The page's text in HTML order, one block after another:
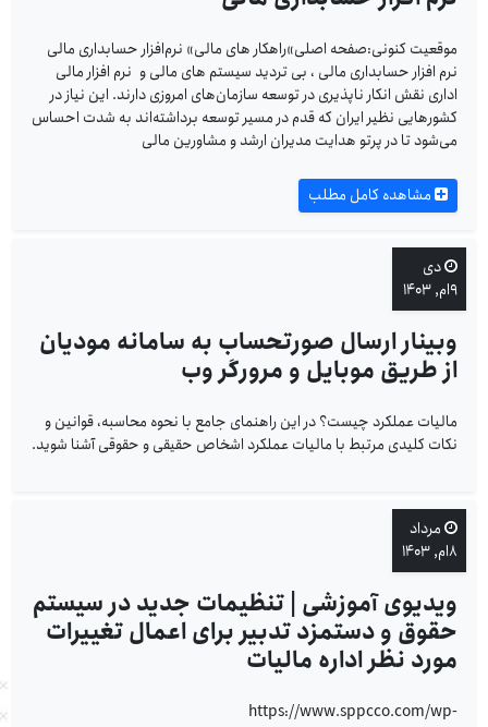
موقعیت کنونی:صفحه اصلی»راهکار های مالی» نرم‌افزار حسابداری مالی
نرم افزار حسابداری مالی ، بی تردید سیستم های مالی و نرم افزار مالی
اداری نقش انکار ناپذیری در توسعه سازمان‌های امروزی دارند. این نیاز در
کشورهایی نظیر ایران که قدم در مسیر توسعه برداشته‌اند به شدت احساس
می‌شود تا در پرتو هدایت مدیران ارشد و مشاورین مالی
مشاهده کامل مطلب
دی
۹ام, ۱۴۰۳
وبینار ارسال صورتحساب به سامانه مودیان
از طریق موبایل و مرورگر وب
مالیات عملکرد چیست؟ در این راهنمای جامع با نحوه محاسبه، قوانین و
نکات کلیدی مرتبط با مالیات عملکرد اشخاص حقیقی و حقوقی آشنا شوید.
مرداد
۸ام, ۱۴۰۳
ویدیوی آموزشی | تنظیمات جدید در سیستم
حقوق و دستمزد تدبیر برای اعمال تغییرات
مورد نظر اداره مالیات
https://www.sppcco.com/wp-